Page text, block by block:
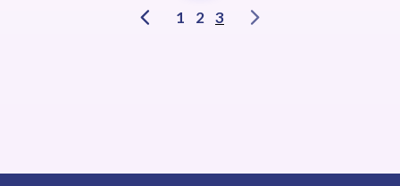
1 2 3